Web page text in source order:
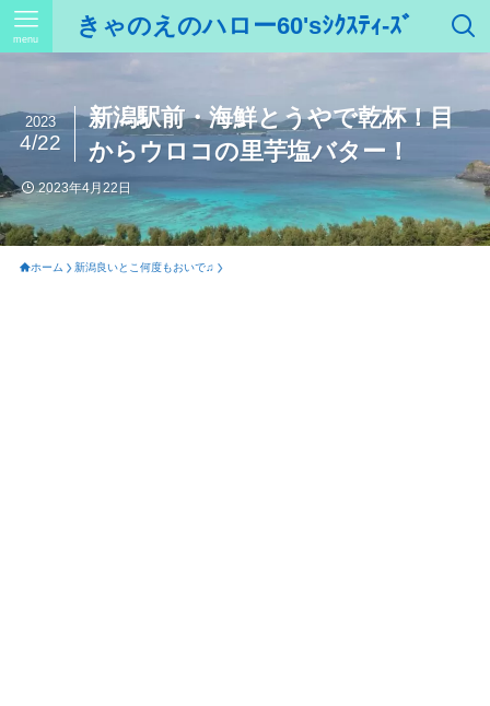
きゃのえのハロー60'sｼｸｽﾃｨ-ｽﾞ
menu
新潟駅前・海鮮とうやで乾杯！目
からウロコの里芋塩バター！
2023
4/22
2023年4月22日
ホーム 新潟良いとこ何度もおいで♫